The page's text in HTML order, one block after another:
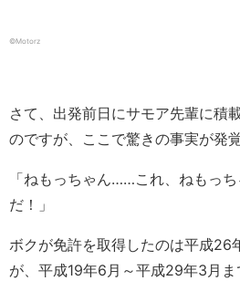
©︎Motorz
さて、出発前日にサモア先輩に積
のですが、ここで驚きの事実が発覚
「ねもっちゃん……これ、ねもっ
だ！」
ボクが免許を取得したのは平成26
が、平成19年6月～平成29年3月